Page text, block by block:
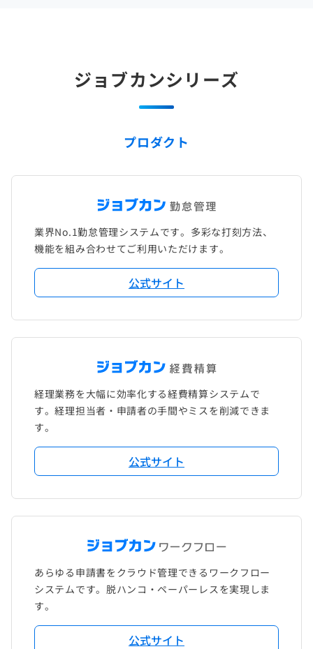
ジョブカンシリーズ
プロダクト
業界No.1勤怠管理システムです。多彩な打刻方法、
機能を組み合わせてご利用いただけます。
公式サイト
経理業務を大幅に効率化する経費精算システムで
す。経理担当者・申請者の手間やミスを削減できま
す。
公式サイト
あらゆる申請書をクラウド管理できるワークフロー
システムです。脱ハンコ・ペーパーレスを実現しま
す。
公式サイト